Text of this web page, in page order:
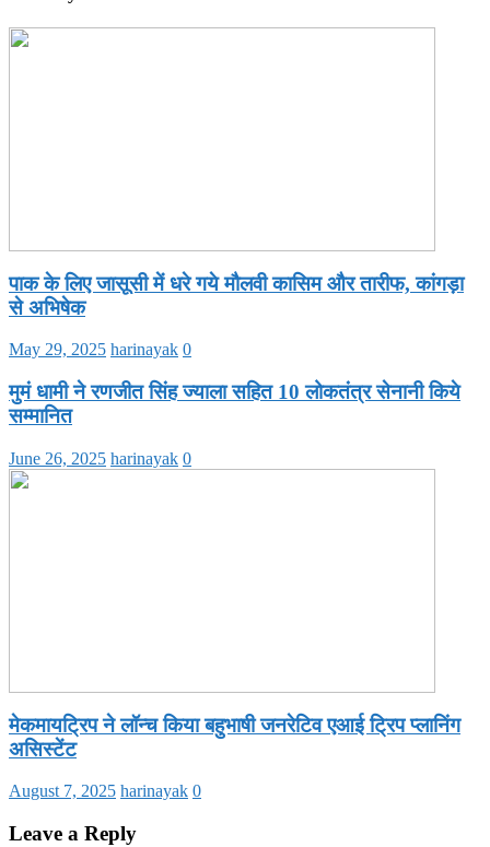
पाक के लिए जासूसी में धरे गये मौलवी कासिम और तारीफ, कांगड़ा
से अभिषेक
May 29, 2025 harinayak 0
मुमं धामी ने रणजीत सिंह ज्याला सहित 10 लोकतंत्र सेनानी किये
सम्मानित
June 26, 2025 harinayak 0
मेकमायट्रिप ने लॉन्च किया बहुभाषी जनरेटिव एआई ट्रिप प्लानिंग
असिस्टेंट
August 7, 2025 harinayak 0
Leave a Reply